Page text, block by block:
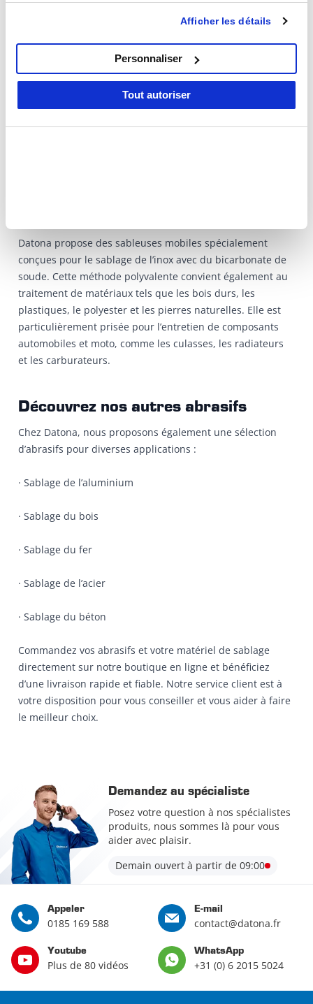
publicité et d'analyse, qui peuvent combiner celles-ci
avec d'autres informations que vous leur avez fournies ou
Afficher les détails
Tout autoriser
Personnaliser
sablage et des buses adaptées pour une utilisation
Sablage de l’inox avec du
bicarbonate de soude
Le sablage au bicarbonate de soude est une excellente
Datona propose des sableuses mobiles spécialement
conçues pour le sablage de l’inox avec du bicarbonate de
soude. Cette méthode polyvalente convient également au
traitement de matériaux tels que les bois durs, les
plastiques, le polyester et les pierres naturelles. Elle est
particulièrement prisée pour l’entretien de composants
automobiles et moto, comme les culasses, les radiateurs
et les carburateurs.
Découvrez nos autres abrasifs
Chez Datona, nous proposons également une sélection
d’abrasifs pour diverses applications :
· Sablage de l’aluminium
· Sablage du bois
· Sablage du fer
· Sablage de l’acier
· Sablage du béton
Commandez vos abrasifs et votre matériel de sablage
directement sur notre boutique en ligne et bénéficiez
d’une livraison rapide et fiable. Notre service client est à
votre disposition pour vous conseiller et vous aider à faire
le meilleur choix.
Demandez au spécialiste
Posez votre question à nos spécialistes
produits, nous sommes là pour vous
aider avec plaisir.
Demain ouvert à partir de 09:00
Appeler
0185 169 588
E-mail
contact@datona.fr
Youtube
Plus de 80 vidéos
WhatsApp
+31 (0) 6 2015 5024